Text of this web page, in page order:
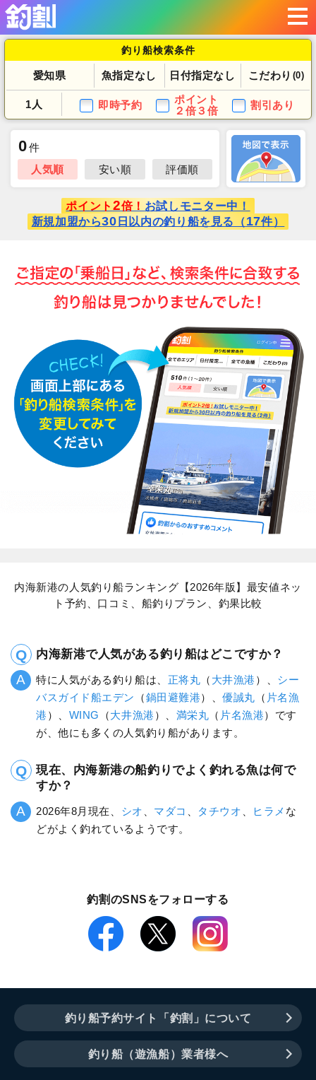
釣り船検索条件
愛知県 魚指定なし 日付指定なし こだわり (0)
1人 即時予約
ポイント
２倍３倍
割引あり
0件
人気順
安い順 評価順
ポイント 2倍！ お試しモニター中！
新規加盟から30 日以内の釣り船を見る（17件）
内海新港の人気釣り船ランキング【2026年版】最安値ネッ
ト予約、口コミ、船釣りプラン、釣果比較
内海新港で人気がある釣り船はどこですか？
特に人気がある釣り船は、 正将丸 （ 大井漁港 ）、 シー
バスガイド船エデン
（鍋田避難港）、優誠丸 （ 片名漁
港 ）、 WING （大井漁港 ）、 満栄丸 （ 片名漁港）です
が、他にも多くの人気釣り船があります。
現在、内海新港の船釣りでよく釣れる魚は何で
すか？
2026年8月現在、 シオ マダコ タチウオ ヒラメ な
どがよく釣れているようです。
釣割のSNSをフォローする
釣り船予約サイト「釣割」について
釣り船（遊漁船）業者様へ